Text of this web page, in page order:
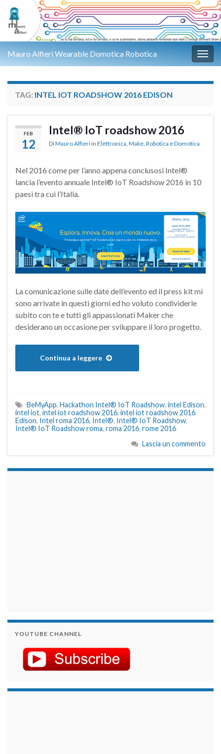
Mauro Alfieri Wearable Domotica Robotica
TAG: INTEL IOT ROADSHOW 2016 EDISON
FEB
12
Intel® IoT roadshow 2016
DiMauro Alfieri in Elettronica, Make, Robotica e Domotica
Nel 2016 come per l’anno appena conclusosi Intel®
lancia l’evento annuale Intel® IoT Roadshow 2016 in 10
paesi tra cui l’Italia.
La comunicazione sulle date dell’evento ed il press kit mi
sono arrivate in questi giorni ed ho voluto condividerle
subito con te e tutti gli appassionati Maker che
desiderano un occasione per sviluppare il loro progetto.
Continua a leggere
BeMyApp, Hackathon Intel® IoT Roadshow, intel Edison,
intel iot, intel iot roadshow 2016, intel iot roadshow 2016
Edison, Intel roma 2016, Intel®, Intel® IoT Roadshow,
Intel® IoT Roadshow roma, roma 2016, rome 2016
Lascia un commento
YOUTUBE CHANNEL